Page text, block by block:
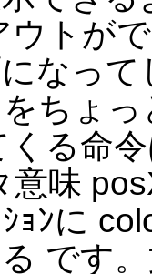
ウトが
なっ
ちょ
くる命
意味
ｮﾝに
です